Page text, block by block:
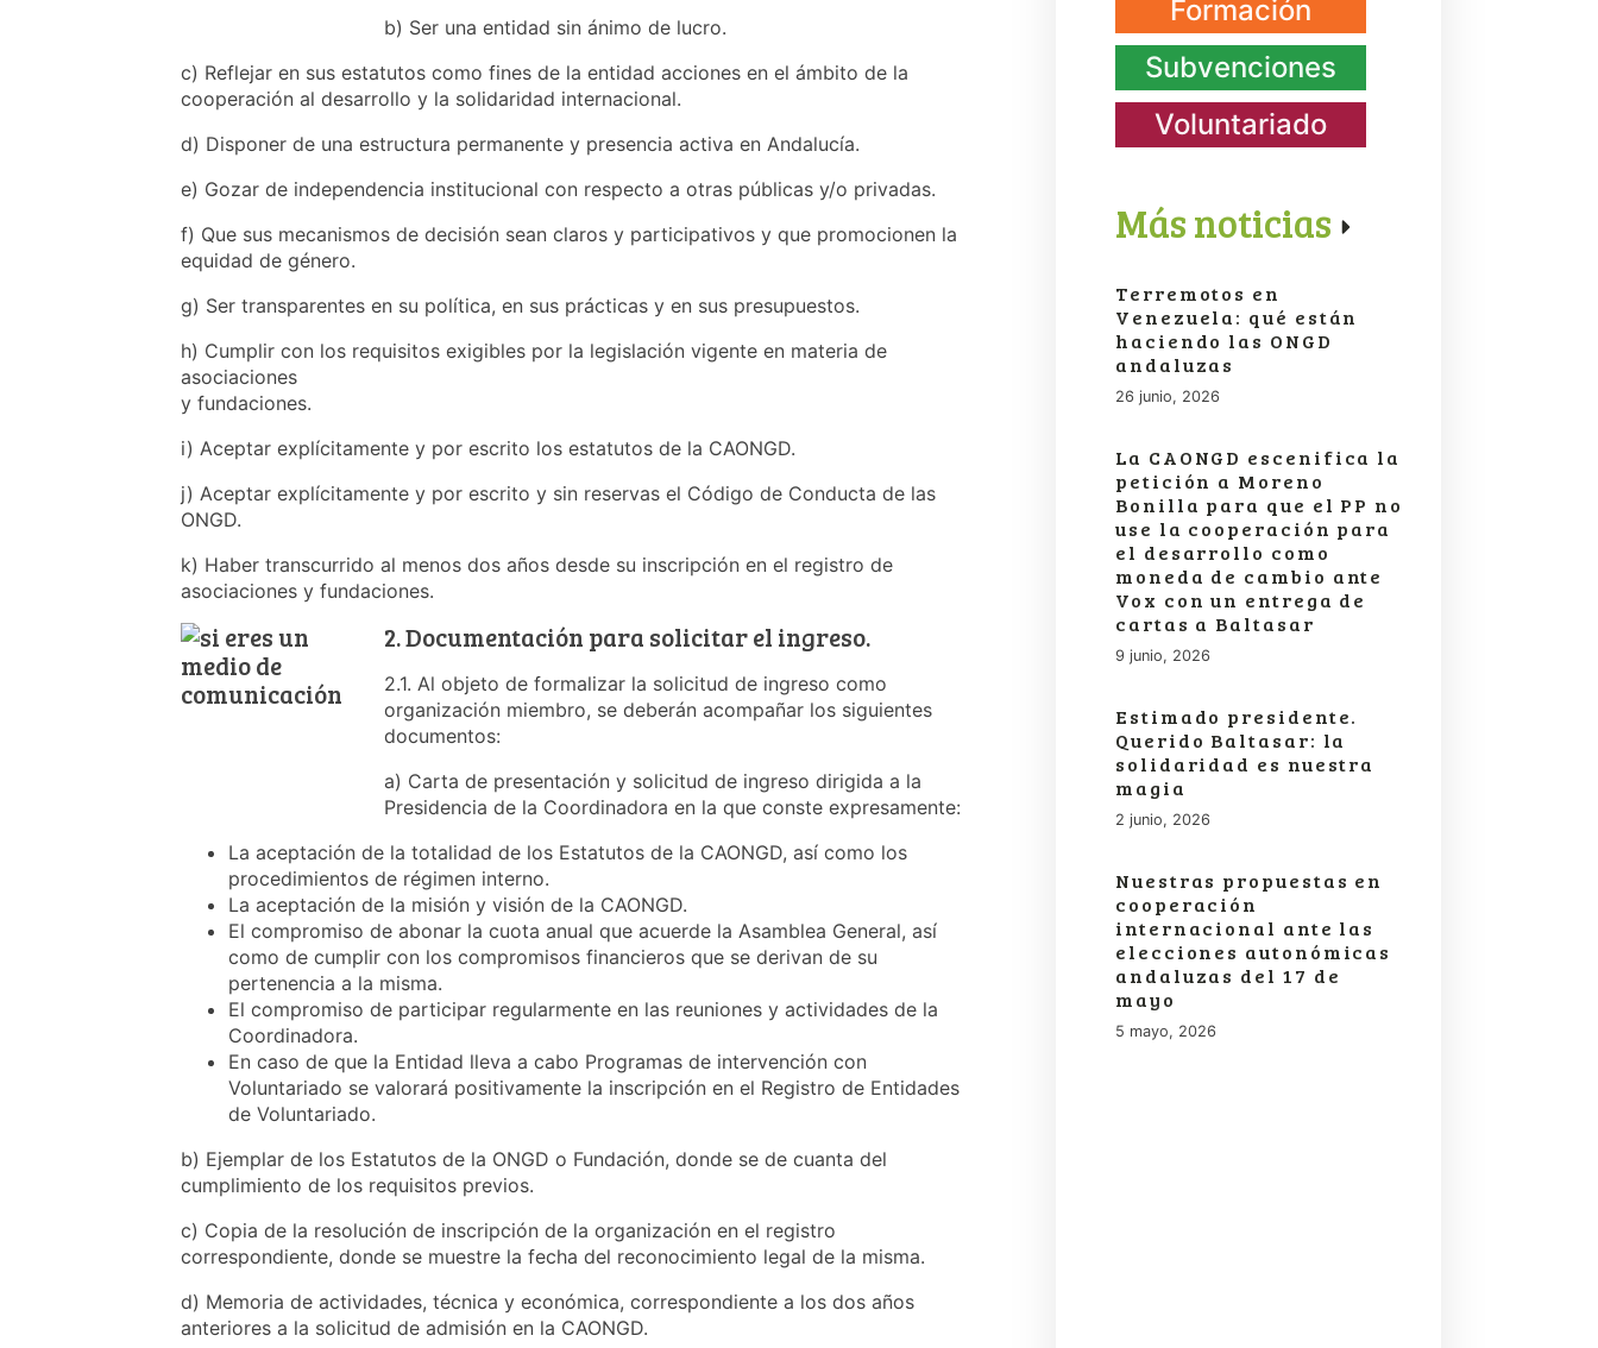
b) Ser una entidad sin ánimo de lucro.
c) Reflejar en sus estatutos como fines de la entidad acciones en el ámbito de la
cooperación al desarrollo y la solidaridad internacional.
d) Disponer de una estructura permanente y presencia activa en Andalucía.
e) Gozar de independencia institucional con respecto a otras públicas y/o privadas.
f) Que sus mecanismos de decisión sean claros y participativos y que promocionen la
equidad de género.
g) Ser transparentes en su política, en sus prácticas y en sus presupuestos.
h) Cumplir con los requisitos exigibles por la legislación vigente en materia de
asociaciones
y fundaciones.
i) Aceptar explícitamente y por escrito los estatutos de la CAONGD.
j) Aceptar explícitamente y por escrito y sin reservas el Código de Conducta de las
ONGD.
k) Haber transcurrido al menos dos años desde su inscripción en el registro de
asociaciones y fundaciones.
2. Documentación para solicitar el ingreso.
2.1. Al objeto de formalizar la solicitud de ingreso como
organización miembro, se deberán acompañar los siguientes
documentos:
a) Carta de presentación y solicitud de ingreso dirigida a la
Presidencia de la Coordinadora en la que conste expresamente:
La aceptación de la totalidad de los Estatutos de la CAONGD, así como los
procedimientos de régimen interno.
La aceptación de la misión y visión de la CAONGD.
El compromiso de abonar la cuota anual que acuerde la Asamblea General, así
como de cumplir con los compromisos financieros que se derivan de su
pertenencia a la misma.
El compromiso de participar regularmente en las reuniones y actividades de la
Coordinadora.
En caso de que la Entidad lleva a cabo Programas de intervención con
Voluntariado se valorará positivamente la inscripción en el Registro de Entidades
de Voluntariado.
b) Ejemplar de los Estatutos de la ONGD o Fundación, donde se de cuanta del
cumplimiento de los requisitos previos.
c) Copia de la resolución de inscripción de la organización en el registro
correspondiente, donde se muestre la fecha del reconocimiento legal de la misma.
d) Memoria de actividades, técnica y económica, correspondiente a los dos años
anteriores a la solicitud de admisión en la CAONGD.
Formación
Subvenciones
Voluntariado
Más noticias
Terremotos en
Venezuela: qué están
haciendo las ONGD
andaluzas
26 junio, 2026
La CAONGD escenifica la
petición a Moreno
Bonilla para que el PP no
use la cooperación para
el desarrollo como
moneda de cambio ante
Vox con un entrega de
cartas a Baltasar
9 junio, 2026
Estimado presidente.
Querido Baltasar: la
solidaridad es nuestra
magia
2 junio, 2026
Nuestras propuestas en
cooperación
internacional ante las
elecciones autonómicas
andaluzas del 17 de
mayo
5 mayo, 2026